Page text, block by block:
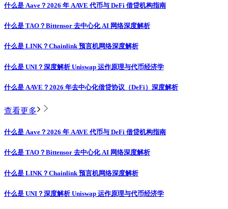
什么是 Aave？2026 年 AAVE 代币与 DeFi 借贷机构指南
什么是 TAO？Bittensor 去中心化 AI 网络深度解析
什么是 LINK？Chainlink 预言机网络深度解析
什么是 UNI？深度解析 Uniswap 运作原理与代币经济学
什么是 AAVE？2026 年去中心化借贷协议（DeFi）深度解析
查看更多
什么是 Aave？2026 年 AAVE 代币与 DeFi 借贷机构指南
什么是 TAO？Bittensor 去中心化 AI 网络深度解析
什么是 LINK？Chainlink 预言机网络深度解析
什么是 UNI？深度解析 Uniswap 运作原理与代币经济学